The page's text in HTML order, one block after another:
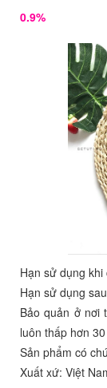
0.9%
Hạn sử dụng
Hạn sử dụng
Bảo quản ở nơi
luôn thấp hơn
Sản phẩm có
Xuất xứ: Việt